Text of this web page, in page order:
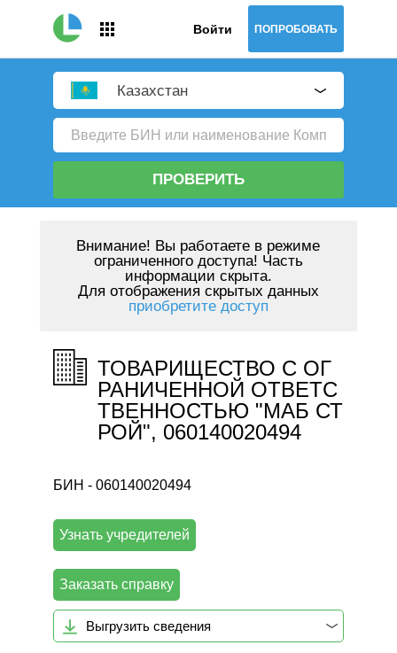
Войти ПОПРОБОВАТЬ
Казахстан
ПРОВЕРИТЬ
Внимание! Вы работаете в режиме
ограниченного доступа! Часть
информации скрыта.
Для отображения скрытых данных
приобретите доступ
ТОВАРИЩЕСТВО С ОГ
РАНИЧЕННОЙ ОТВЕТС
ТВЕННОСТЬЮ "МАБ СТ
РОЙ", 060140020494
БИН - 060140020494
Узнать учредителей
Заказать справку
Выгрузить сведения